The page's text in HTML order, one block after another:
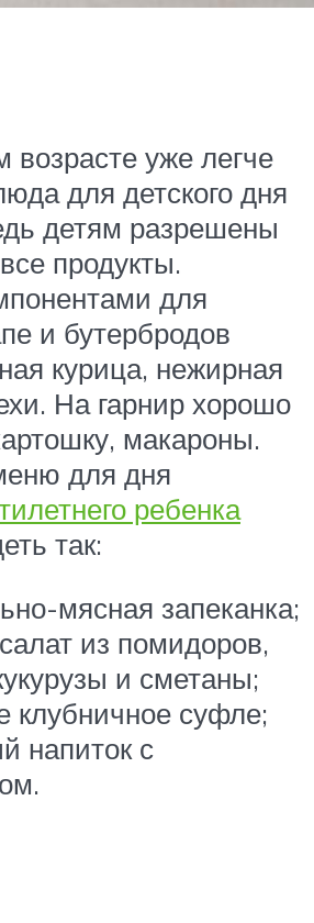
возрасте уже легче
для детского дня
детям разрешены
продукты.
для
и бутербродов
курица, нежирная
На гарнир хорошо
макароны.
для дня
ребенка
так:
мясная запеканка;
из помидоров,
и сметаны;
клубничное суфле;
напиток с